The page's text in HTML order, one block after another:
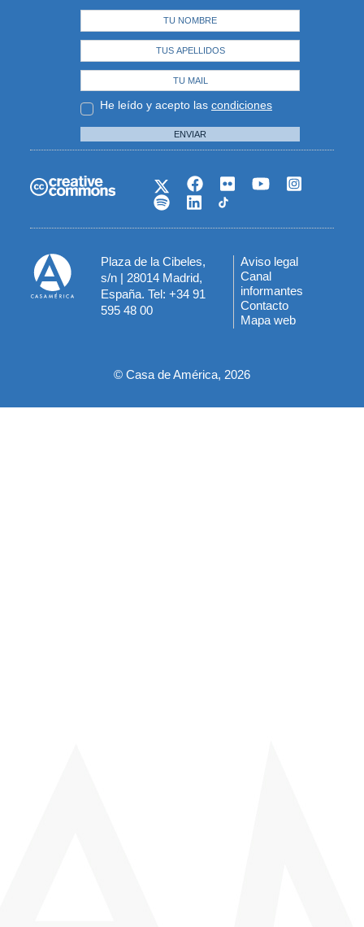
He leído y acepto las condiciones
ENVIAR
Plaza de la Cibeles,
s/n | 28014 Madrid,
España. Tel: +34 91
595 48 00
Menú
del
pie
Aviso legal
Canal
informantes
Contacto
Mapa web
© Casa de América, 2026